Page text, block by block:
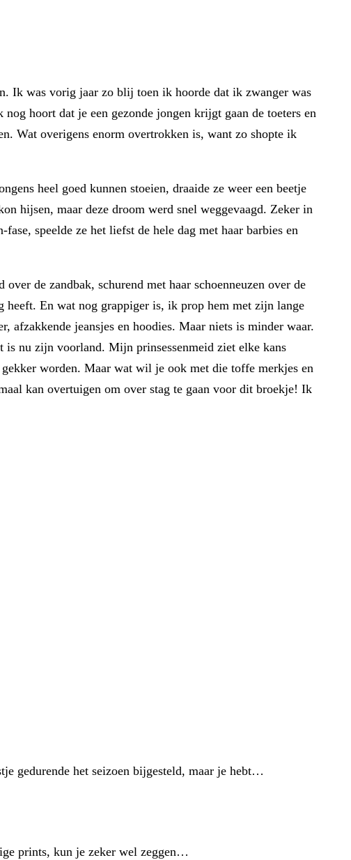
Ik was vorig jaar zo blij toen ik hoorde dat ik zwanger was
hoort dat je een gezonde jongen krijgt gaan de toeters en
Wat overigens enorm overtrokken is, want zo shopte ik
heel goed kunnen stoeien, draaide ze weer een beetje
hijsen, maar deze droom werd snel weggevaagd. Zeker in
speelde ze het liefst de hele dag met haar barbies en
de zandbak, schurend met haar schoenneuzen over de
heeft. En wat nog grappiger is, ik prop hem met zijn lange
afzakkende jeansjes en hoodies. Maar niets is minder waar.
nu zijn voorland. Mijn prinsessenmeid ziet elke kans
worden. Maar wat wil je ook met die toffe merkjes en
kan overtuigen om over stag te gaan voor dit broekje! Ik
gedurende het seizoen bijgesteld, maar je hebt…
prints, kun je zeker wel zeggen…